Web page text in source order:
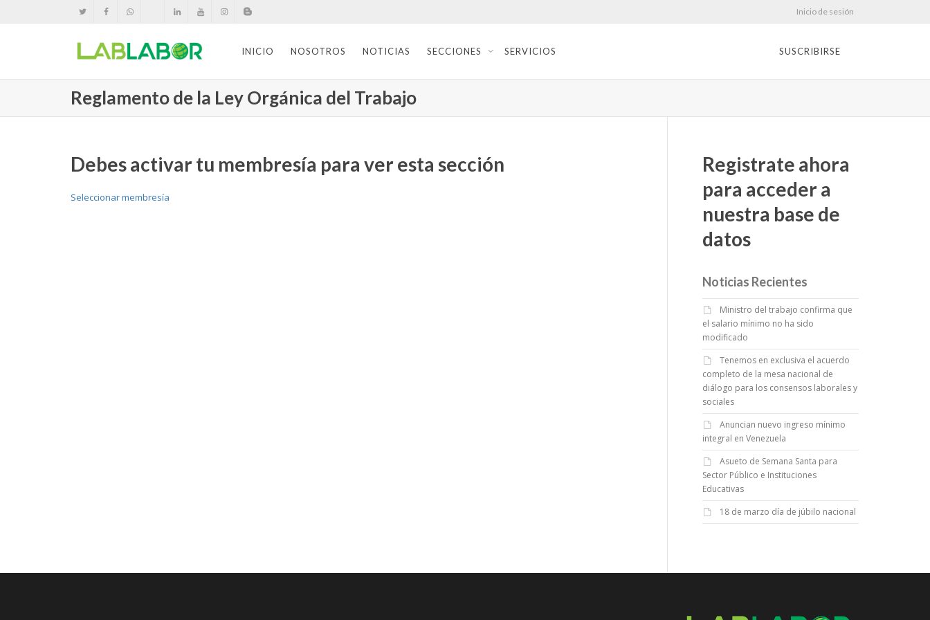
Inicio de sesión
INICIO NOSOTROS NOTICIAS SECCIONES SERVICIOS SUSCRIBIRSE
Reglamento de la Ley Orgánica del Trabajo
Debes activar tu membresía para ver esta sección
Seleccionar membresía
Registrate ahora
para acceder a
nuestra base de
datos
Noticias Recientes
Ministro del trabajo confirma que
el salario mínimo no ha sido
modificado
Tenemos en exclusiva el acuerdo
completo de la mesa nacional de
diálogo para los consensos laborales y
sociales
Anuncian nuevo ingreso mínimo
integral en Venezuela
Asueto de Semana Santa para
Sector Público e Instituciones
Educativas
18 de marzo día de júbilo nacional